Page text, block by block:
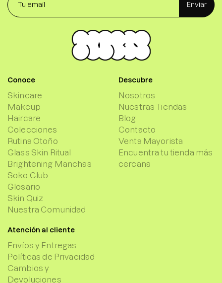
Enviar
Conoce
Skincare
Makeup
Haircare
Colecciones
Rutina Otoño
Glass Skin Ritual
Brightening Manchas
Soko Club
Glosario
Skin Quiz
Nuestra Comunidad
Descubre
Nosotros
Nuestras Tiendas
Blog
Contacto
Venta Mayorista
Encuentra tu tienda más
cercana
Atención al cliente
Envíos y Entregas
Políticas de Privacidad
Cambios y
Devoluciones